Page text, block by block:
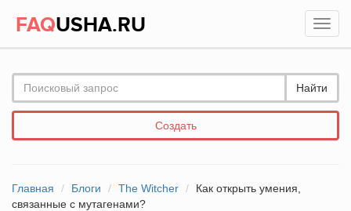
FAQUSHA.RU
Найти
Создать
Главная Блоги The Witcher
Как открыть умения,
связанные с мутагенами?